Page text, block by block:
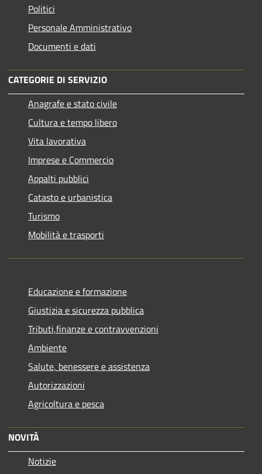
Politici
Personale Amministrativo
Documenti e dati
CATEGORIE DI SERVIZIO
Anagrafe e stato civile
Cultura e tempo libero
Vita lavorativa
Imprese e Commercio
Appalti pubblici
Catasto e urbanistica
Turismo
Mobilità e trasporti
Educazione e formazione
Giustizia e sicurezza pubblica
Tributi,finanze e contravvenzioni
Ambiente
Salute, benessere e assistenza
Autorizzazioni
Agricoltura e pesca
NOVITÀ
Notizie